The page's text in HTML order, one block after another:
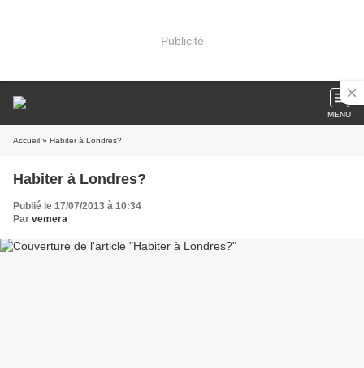
Publicité
MENU
Accueil » Habiter à Londres?
Habiter à Londres?
Publié le 17/07/2013 à 10:34
Par vemera